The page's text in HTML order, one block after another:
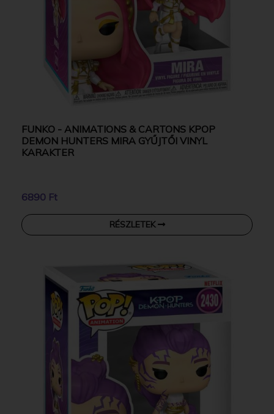
FUNKO - ANIMATIONS & CARTONS KPOP
DEMON HUNTERS MIRA GYŰJTŐI VINYL
KARAKTER
6890 Ft
RÉSZLETEK